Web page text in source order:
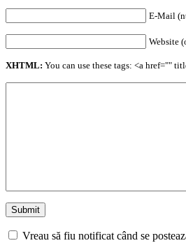
E-Mail
Website
XHTML: You can use these tags: <a href=""
Vreau să fiu notificat când se